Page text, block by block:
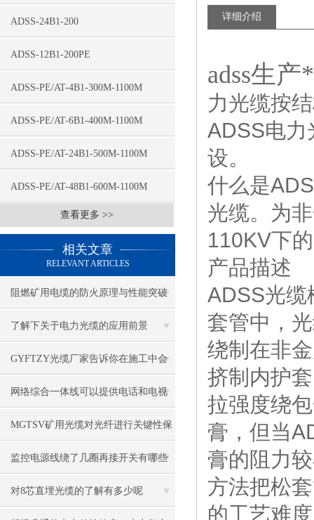
ADSS-24B1-200
ADSS-12B1-200PE
ADSS-PE/AT-4B1-300M-1100M
ADSS-PE/AT-6B1-400M-1100M
ADSS-PE/AT-24B1-500M-1100M
ADSS-PE/AT-48B1-600M-1100M
查看更多 >>
相关文章
RELEVANT ARTICLES
阻燃矿用电缆的防火原理与性能突破
了解下关于电力光缆的应用前景
GYFTZY光缆厂家告诉你在施工中会
遇到哪些问题
网络综合一体线可以提供电话和电视
信号的传输
MGTSV矿用光缆对光纤进行关键性保
护
监控电源线绕了几圈再接开关有哪些
用处
对8芯直埋光缆的了解有多少呢
详细介绍
adss生
力光缆按
ADSS电力
设。
什么是
光缆。为
110KV下
产品描述
ADSS光缆
套管中，
绕制在非
挤制内护
拉强度绕
膏，但当
膏的阻力
方法把松
的工艺难